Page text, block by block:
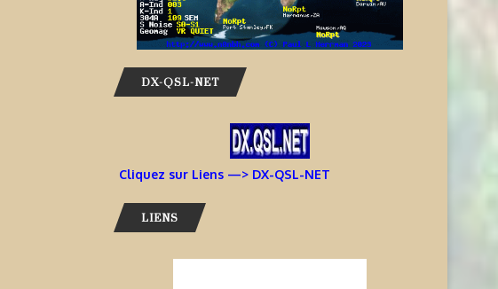
DX-QSL-NET
Cliquez sur Liens —> DX-QSL-NET
LIENS